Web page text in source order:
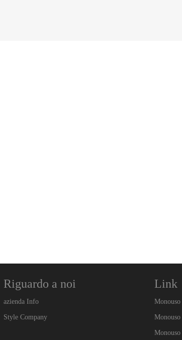
Riguardo a noi
azienda Info
Style Company
Link
Monouso
Monouso